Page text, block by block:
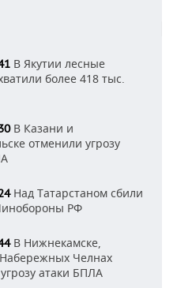
В Якутии лесные
более 418 тыс.
В Казани и
отменили угрозу
Над Татарстаном сбили
РФ
В Нижнекамске,
Набережных Челнах
атаки БПЛА